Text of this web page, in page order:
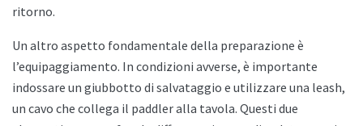
ritorno.
Un altro aspetto fondamentale della preparazione è
l’equipaggiamento. In condizioni avverse, è importante
indossare un giubbotto di salvataggio e utilizzare una leash,
un cavo che collega il paddler alla tavola. Questi due